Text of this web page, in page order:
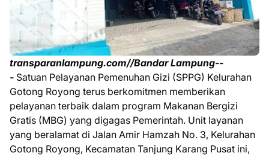
transparanlampung.com//Bandar Lampung--
- Satuan Pelayanan Pemenuhan Gizi (SPPG) Kelurahan
Gotong Royong terus berkomitmen memberikan
pelayanan terbaik dalam program Makanan Bergizi
Gratis (MBG) yang digagas Pemerintah. Unit layanan
yang beralamat di Jalan Amir Hamzah No. 3, Kelurahan
Gotong Royong, Kecamatan Tanjung Karang Pusat ini,